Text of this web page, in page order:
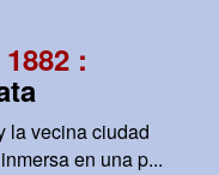
:
la vecina ciudad
en una p...